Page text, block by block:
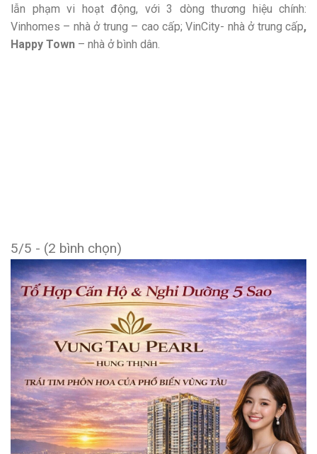
lẫn phạm vi hoạt động, với 3 dòng thương hiệu chính:
Vinhomes – nhà ở trung – cao cấp; VinCity- nhà ở trung cấp,
Happy Town – nhà ở bình dân.
5/5 - (2 bình chọn)